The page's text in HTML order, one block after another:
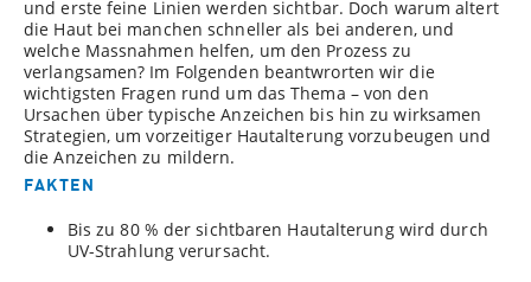
und erste feine Linien werden sichtbar. Doch warum altert
die Haut bei manchen schneller als bei anderen, und
welche Massnahmen helfen, um den Prozess zu
verlangsamen? Im Folgenden beantwrorten wir die
wichtigsten Fragen rund um das Thema – von den
Ursachen über typische Anzeichen bis hin zu wirksamen
Strategien, um vorzeitiger Hautalterung vorzubeugen und
die Anzeichen zu mildern.
FAKTEN
Bis zu 80 % der sichtbaren Hautalterung wird durch
UV-Strahlung verursacht.